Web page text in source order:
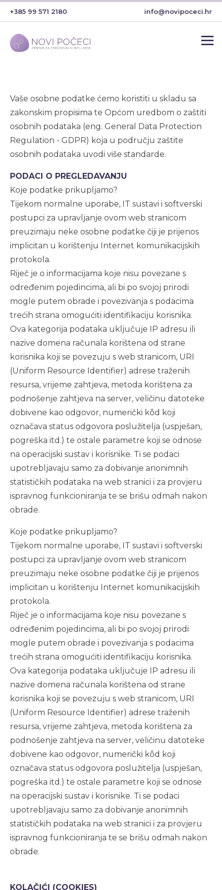
+385 99 571 2180 info@novipoceci.hr
Vaše osobne podatke ćemo koristiti u skladu sa
zakonskim propisima te Općom uredbom o zaštiti
osobnih podataka (eng. General Data Protection
Regulation - GDPR) koja u području zaštite
osobnih podataka uvodi više standarde.
PODACI O PREGLEDAVANJU
Koje podatke prikupljamo?
Tijekom normalne uporabe, IT sustavi i softverski
postupci za upravljanje ovom web stranicom
preuzimaju neke osobne podatke čiji je prijenos
implicitan u korištenju Internet komunikacijskih
protokola.
Riječ je o informacijama koje nisu povezane s
određenim pojedincima, ali bi po svojoj prirodi
mogle putem obrade i povezivanja s podacima
trećih strana omogućiti identifikaciju korisnika.
Ova kategorija podataka uključuje IP adresu ili
nazive domena računala korištena od strane
korisnika koji se povezuju s web stranicom, URI
(Uniform Resource Identifier) adrese traženih
resursa, vrijeme zahtjeva, metoda korištena za
podnošenje zahtjeva na server, veličinu datoteke
dobivene kao odgovor, numerički kôd koji
označava status odgovora poslužitelja (uspješan,
pogreška itd.) te ostale parametre koji se odnose
na operacijski sustav i korisnike. Ti se podaci
upotrebljavaju samo za dobivanje anonimnih
statističkih podataka na web stranici i za provjeru
ispravnog funkcioniranja te se brišu odmah nakon
obrade.
Koje podatke prikupljamo?
Tijekom normalne uporabe, IT sustavi i softverski
postupci za upravljanje ovom web stranicom
preuzimaju neke osobne podatke čiji je prijenos
implicitan u korištenju Internet komunikacijskih
protokola.
Riječ je o informacijama koje nisu povezane s
određenim pojedincima, ali bi po svojoj prirodi
mogle putem obrade i povezivanja s podacima
trećih strana omogućiti identifikaciju korisnika.
Ova kategorija podataka uključuje IP adresu ili
nazive domena računala korištena od strane
korisnika koji se povezuju s web stranicom, URI
(Uniform Resource Identifier) adrese traženih
resursa, vrijeme zahtjeva, metoda korištena za
podnošenje zahtjeva na server, veličinu datoteke
dobivene kao odgovor, numerički kôd koji
označava status odgovora poslužitelja (uspješan,
pogreška itd.) te ostale parametre koji se odnose
na operacijski sustav i korisnike. Ti se podaci
upotrebljavaju samo za dobivanje anonimnih
statističkih podataka na web stranici i za provjeru
ispravnog funkcioniranja te se brišu odmah nakon
obrade.
KOLAČIĆI (COOKIES)